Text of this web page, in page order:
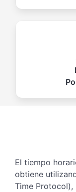
El tiempo
obtiene
Time